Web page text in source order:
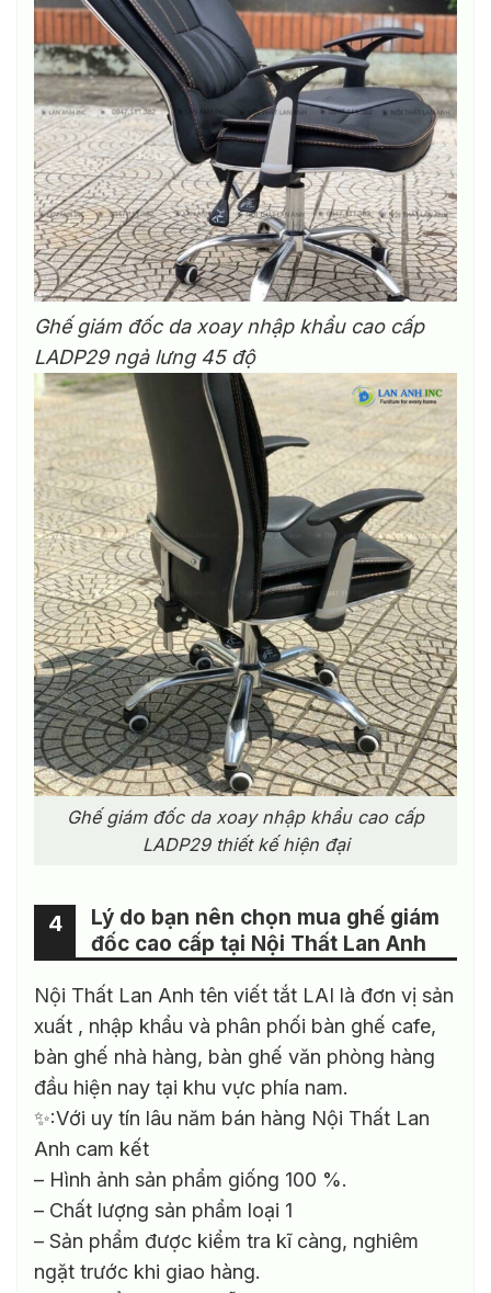
Ghế giám đốc da xoay nhập khẩu cao cấp
LADP29 ngả lưng 45 độ
Ghế giám đốc da xoay nhập khẩu cao cấp
LADP29 thiết kế hiện đại
Lý do bạn nên chọn mua ghế giám
đốc cao cấp tại Nội Thất Lan Anh
4
Nội Thất Lan Anh tên viết tắt LAI là đơn vị sản
xuất , nhập khẩu và phân phối bàn ghế cafe,
bàn ghế nhà hàng, bàn ghế văn phòng hàng
đầu hiện nay tại khu vực phía nam.
✨:Với uy tín lâu năm bán hàng Nội Thất Lan
Anh cam kết
– Hình ảnh sản phẩm giống 100 %.
– Chất lượng sản phẩm loại 1
– Sản phẩm được kiểm tra kĩ càng, nghiêm
ngặt trước khi giao hàng.